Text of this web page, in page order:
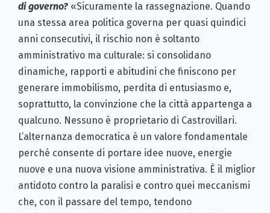
di governo? «Sicuramente la rassegnazione. Quando
una stessa area politica governa per quasi quindici
anni consecutivi, il rischio non è soltanto
amministrativo ma culturale: si consolidano
dinamiche, rapporti e abitudini che finiscono per
generare immobilismo, perdita di entusiasmo e,
soprattutto, la convinzione che la città appartenga a
qualcuno. Nessuno è proprietario di Castrovillari.
L’alternanza democratica è un valore fondamentale
perché consente di portare idee nuove, energie
nuove e una nuova visione amministrativa. È il miglior
antidoto contro la paralisi e contro quei meccanismi
che, con il passare del tempo, tendono